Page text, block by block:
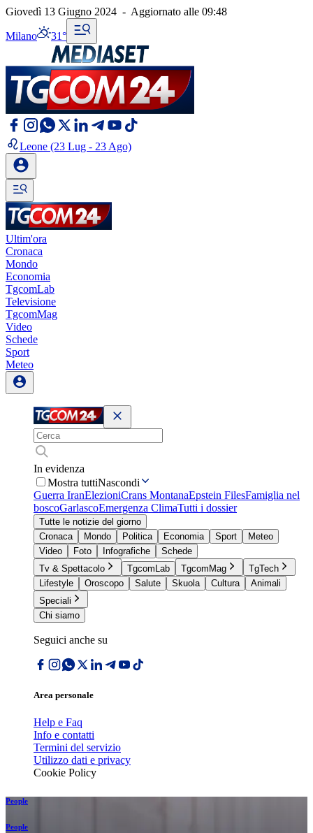
Giovedì 13 Giugno 2024 - Aggiornato alle 09:48
Milano 31°
Leone (23 Lug - 23 Ago)
Ultim'ora
Cronaca
Mondo
Economia
TgcomLab
Televisione
TgcomMag
Video
Schede
Sport
Meteo
In evidenza
Mostra tuttiNascondi
Guerra IranElezioniCrans MontanaEpstein FilesFamiglia nel
boscoGarlascoEmergenza ClimaTutti i dossier
Tutte le notizie del giorno
Cronaca
Mondo Politica Economia Sport
Meteo
Video
Foto Infografiche
Schede
Tv & Spettacolo
TgcomLab TgcomMag
TgTech
Lifestyle
Oroscopo Salute Skuola Cultura
Animali
Speciali
Chi siamo
Seguici anche su
Area personale
Help e Faq
Info e contatti
Termini del servizio
Utilizzo dati e privacy
Cookie Policy
People
People